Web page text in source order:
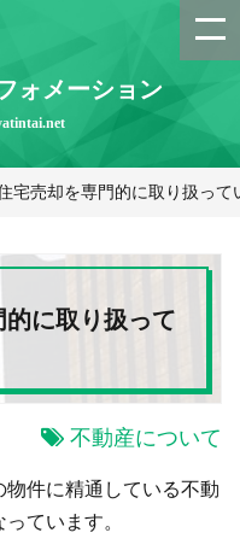
ォメーション
宅売却を専門的に取り扱って
に取り扱って
不動産について
件に精通している不動
ています。